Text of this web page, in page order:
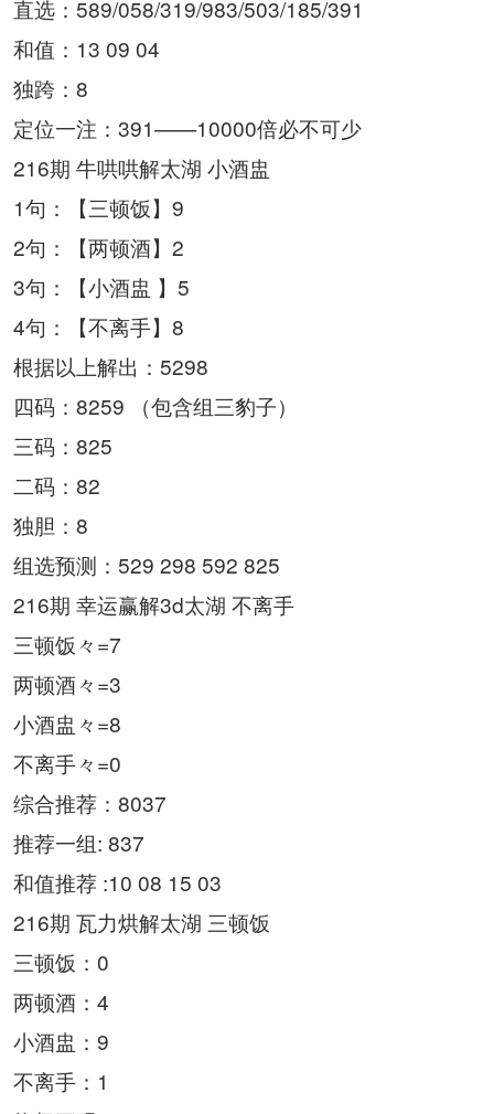
直选：589/058/319/983/503/185/391
和值：13 09 04
独跨：8
定位一注：391——10000倍必不可少
216期 牛哄哄解太湖 小酒盅
1句：【三顿饭】9
2句：【两顿酒】2
3句：【小酒盅 】5
4句：【不离手】8
根据以上解出：5298
四码：8259 （包含组三豹子）
三码：825
二码：82
独胆：8
组选预测：529 298 592 825
216期 幸运赢解3d太湖 不离手
三顿饭々=7
两顿酒々=3
小酒盅々=8
不离手々=0
综合推荐：8037
推荐一组: 837
和值推荐 :10 08 15 03
216期 瓦力烘解太湖 三顿饭
三顿饭：0
两顿酒：4
小酒盅：9
不离手：1